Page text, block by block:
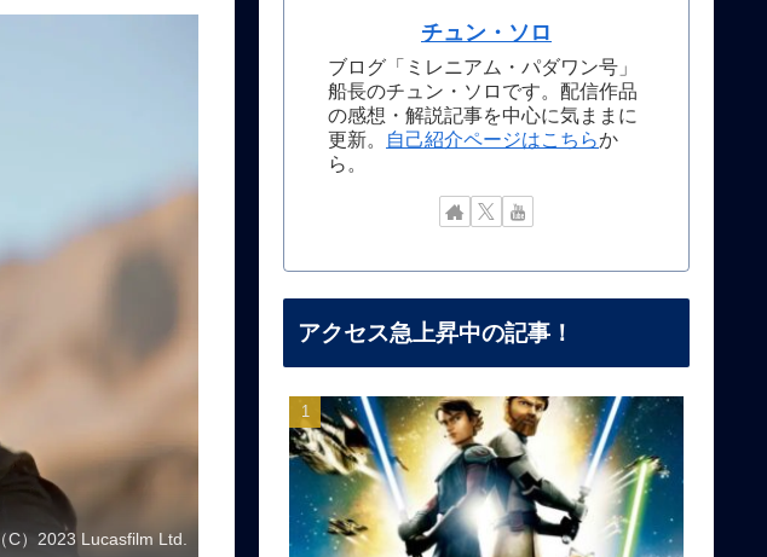
（C）2023 Lucasfilm Ltd.
チュン・ソロ
ブログ「ミレニアム・パダワン号」
船長のチュン・ソロです。配信作品
の感想・解説記事を中心に気ままに
更新。
自己紹介ページはこちらか
ら。
アクセス急上昇中の記事！